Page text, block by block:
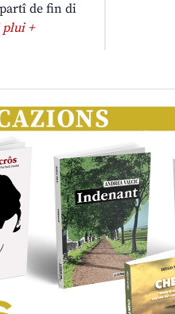
de fin di
+